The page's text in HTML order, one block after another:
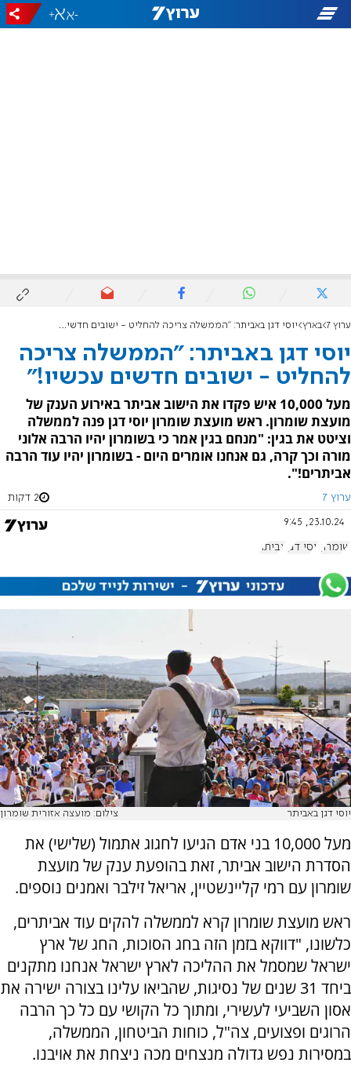
-
+
ערוץ 7 בארץ יוסי דגן באביתר: "הממשלה צריכה להחליט - ישובים חדשים עכשיו!"
יוסי דגן באביתר: "הממשלה צריכה
להחליט - ישובים חדשים עכשיו!"
מעל 10,000 איש פקדו את הישוב אביתר באירוע הענק של
מועצת שומרון. ראש מועצת שומרון יוסי דגן פנה לממשלה
וציטט את בגין: "מנחם בגין אמר כי בשומרון יהיו הרבה אלוני
מורה וכך קרה, גם אנחנו אומרים היום - בשומרון יהיו עוד הרבה
אביתרים!".
ערוץ 7 2 דקות
23.10.24, 9:45
שומרון יוסי דגן אביתר
יוסי דגן באביתר צילום: מועצה אזורית שומרון
מעל 10,000 בני אדם הגיעו לחגוג אתמול (שלישי) את
הסדרת הישוב אביתר, זאת בהופעת ענק של מועצת
שומרון עם רמי קליינשטיין, אריאל זילבר ואמנים נוספים.
ראש מועצת שומרון קרא לממשלה להקים עוד אביתרים,
כלשונו, "דווקא בזמן הזה בחג הסוכות, החג של ארץ
ישראל שמסמל את ההליכה לארץ ישראל אנחנו מתקנים
ביחד 31 שנים של נסיגות, שהביאו עלינו בצורה ישירה את
אסון השביעי לעשירי, ומתוך כל הקושי עם כל כך הרבה
הרוגים ופצועים, צה"ל, כוחות הביטחון, הממשלה,
במסירות נפש גדולה מנצחים מכה ניצחת את אויבנו.